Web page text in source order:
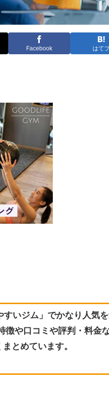
Facebook はて
すいジム」でかなり人気
徴や口コミや評判・料金
とめています。